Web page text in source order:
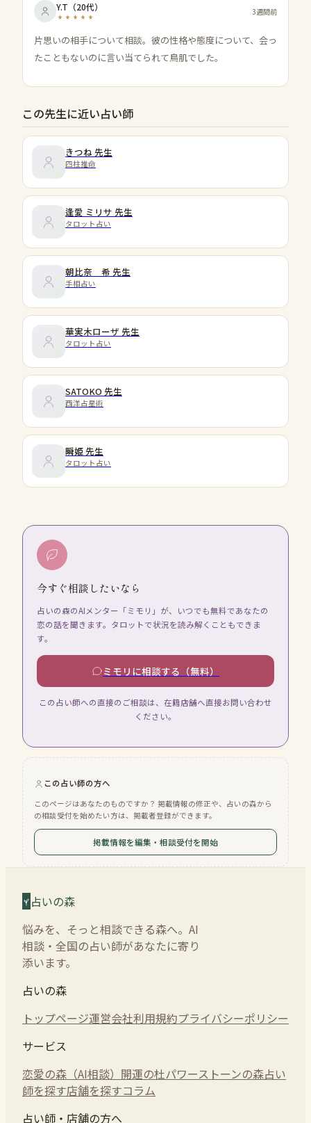
Y.T （20代） 3週間前
片思いの相手について相談。彼の性格や態度について、会っ
たこともないのに言い当てられて鳥肌でした。
この先生に近い占い師
きつね 先生
四柱推命
逢愛 ミリサ 先生
タロット占い
朝比奈 希 先生
手相占い
華実木ローザ 先生
タロット占い
SATOKO 先生
西洋占星術
瞬姫 先生
タロット占い
今すぐ相談したいなら
占いの森のAIメンター「ミモリ」が、いつでも無料であなたの
恋の話を聞きます。タロットで状況を読み解くこともできま
す。
ミモリに相談する（無料）
この占い師への直接のご相談は、在籍店舗へ直接お問い合わせ
ください。
この占い師の方へ
このページはあなたのものですか？ 掲載情報の修正や、占いの森から
の相談受付を始めたい方は、掲載者登録ができます。
掲載情報を編集・相談受付を開始
占いの森
悩みを、そっと相談できる森へ。AI
相談・全国の占い師があなたに寄り
添います。
占いの森
トップページ運営会社利用規約プライバシーポリシー
サービス
恋愛の森（AI相談） 開運の杜パワーストーンの森占い
師を探す店舗を探すコラム
占い師・店舗の方へ